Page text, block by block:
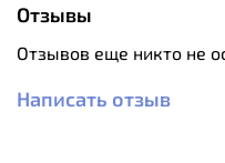
эластичного
Быстро сохнет и
Можно
В комплекте чехол
Отзывы
Отзывов еще никто не
Написать отзыв